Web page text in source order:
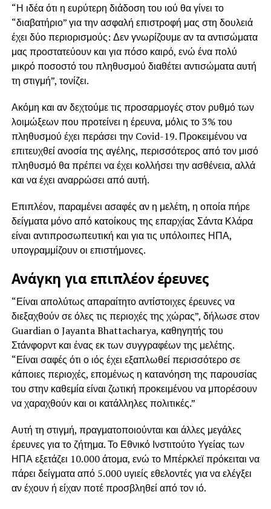
“Η ιδέα ότι η ευρύτερη διάδοση του ιού θα γίνει το
“διαβατήριο” για την ασφαλή επιστροφή μας στη δουλειά
έχει δύο περιορισμούς: Δεν γνωρίζουμε αν τα αντισώματα
μας προστατεύουν και για πόσο καιρό, ενώ ένα πολύ
μικρό ποσοστό του πληθυσμού διαθέτει αντισώματα αυτή
τη στιγμή”, τονίζει.
Ακόμη και αν δεχτούμε τις προσαρμογές στον ρυθμό των
λοιμώξεων που προτείνει η έρευνα, μόλις το 3% του
πληθυσμού έχει περάσει την Covid-19. Προκειμένου να
επιτευχθεί ανοσία της αγέλης, περισσότερος από τον μισό
πληθυσμό θα πρέπει να έχει κολλήσει την ασθένεια, αλλά
και να έχει αναρρώσει από αυτή.
Επιπλέον, παραμένει ασαφές αν η μελέτη, η οποία πήρε
δείγματα μόνο από κατοίκους της επαρχίας Σάντα Κλάρα
είναι αντιπροσωπευτική και για τις υπόλοιπες ΗΠΑ,
υπογραμμίζουν οι επιστήμονες.
Ανάγκη για επιπλέον έρευνες
“Είναι απολύτως απαραίτητο αντίστοιχες έρευνες να
διεξαχθούν σε όλες τις περιοχές της χώρας”, δήλωσε στον
Guardian ο Jayanta Bhattacharya, καθηγητής του
Στάνφορντ και ένας εκ των συγγραφέων της μελέτης.
“Είναι σαφές ότι ο ιός έχει εξαπλωθεί περισσότερο σε
κάποιες περιοχές, επομένως η κατανόηση της παρουσίας
του στην καθεμία είναι ζωτική προκειμένου να μπορέσουν
να χαραχθούν και οι κατάλληλες πολιτικές.”
Αυτή τη στιγμή, πραγματοποιούνται και άλλες μεγάλες
έρευνες για το ζήτημα. Το Εθνικό Ινστιτούτο Υγείας των
ΗΠΑ εξετάζει 10.000 άτομα, ενώ το Μπέρκλεϊ πρόκειται να
πάρει δείγματα από 5.000 υγιείς εθελοντές για να ελέγξει
αν έχουν ή είχαν ποτέ προσβληθεί από τον ιό.